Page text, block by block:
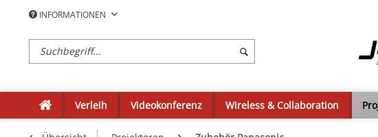
INFORMATIONEN
Verleih Videokonferenz Wireless & Collaboration